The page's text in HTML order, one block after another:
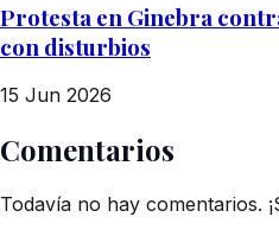
Protesta en Ginebra
con disturbios
15 Jun 2026
Comentarios
Todavía no hay comentarios.